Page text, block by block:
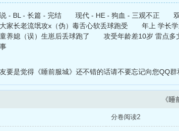
说 - BL - 长篇 - 完结 现代 - HE - 狗血 - 三观不
长老流氓攻x（伪）毒舌心软丢球跑受 年上 学长学
媳（误）生崽后丢球跑了 攻受年龄差10岁 雷点
要是觉得《睡前服城》还不错的话请不要忘记向您QQ群
《
分卷阅读2